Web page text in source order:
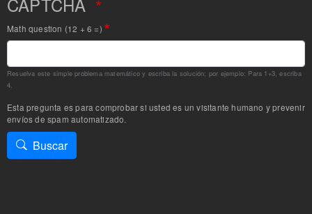
Math question (12 + 6 =)
Resuelva este simple problema matemático y escriba la solución; por ejemplo: Para 1+3, escriba
4.
Esta pregunta es para comprobar si usted es un visitante humano y prevenir
envíos de spam automatizado.
Buscar